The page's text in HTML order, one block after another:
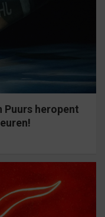
Puurs heropent